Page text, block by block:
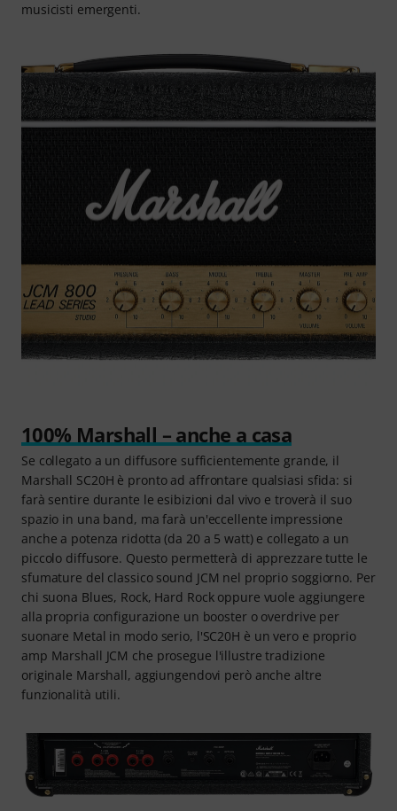
musicisti emergenti.
100% Marshall – anche a casa
Se collegato a un diffusore sufficientemente grande, il
Marshall SC20H è pronto ad affrontare qualsiasi sfida: si
farà sentire durante le esibizioni dal vivo e troverà il suo
spazio in una band, ma farà un'eccellente impressione
anche a potenza ridotta (da 20 a 5 watt) e collegato a un
piccolo diffusore. Questo permetterà di apprezzare tutte le
sfumature del classico sound JCM nel proprio soggiorno. Per
chi suona Blues, Rock, Hard Rock oppure vuole aggiungere
alla propria configurazione un booster o overdrive per
suonare Metal in modo serio, l'SC20H è un vero e proprio
amp Marshall JCM che prosegue l'illustre tradizione
originale Marshall, aggiungendovi però anche altre
funzionalità utili.